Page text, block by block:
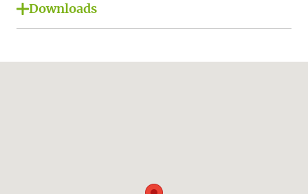
Funkfernbedienung
Downloads
Preisliste Green Living Türnberg